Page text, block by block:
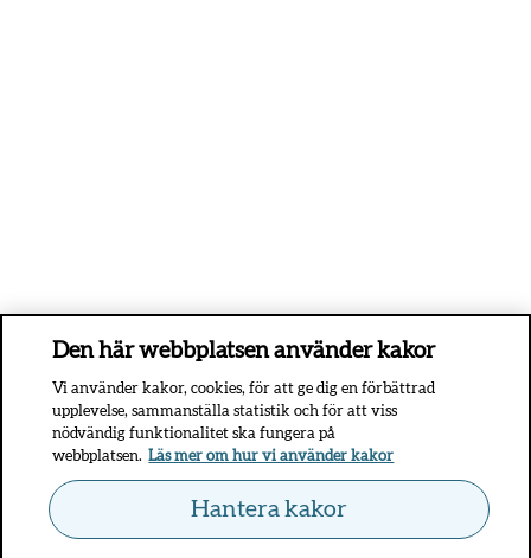
Den här webbplatsen använder kakor
Vi använder kakor, cookies, för att ge dig en förbättrad
upplevelse, sammanställa statistik och för att viss
nödvändig funktionalitet ska fungera på
webbplatsen. Läs mer om hur vi använder kakor
Hantera kakor